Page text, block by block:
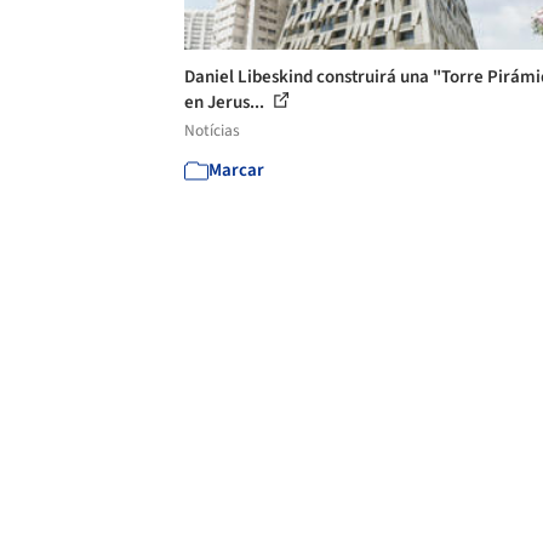
Daniel Libeskind construirá una "Torre
en Jerus...
Notícias
Marcar